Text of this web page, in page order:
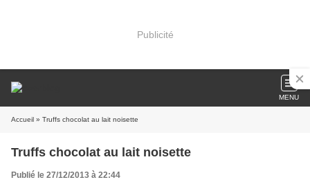
Publicité
MENU
Accueil » Truffs chocolat au lait noisette
Truffs chocolat au lait noisette
Publié le 27/12/2013 à 22:44